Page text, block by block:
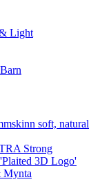
Light
soft, natural
Strong
3D Logo'
Mynta